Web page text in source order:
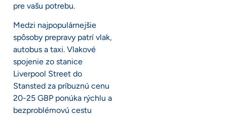
pre vašu potrebu.
Medzi najpopulárnejšie
spôsoby prepravy patrí vlak,
autobus a taxi. Vlakové
spojenie zo stanice
Liverpool Street do
Stansted za príbuznú cenu
20-25 GBP ponúka rýchlu a
bezproblémovú cestu